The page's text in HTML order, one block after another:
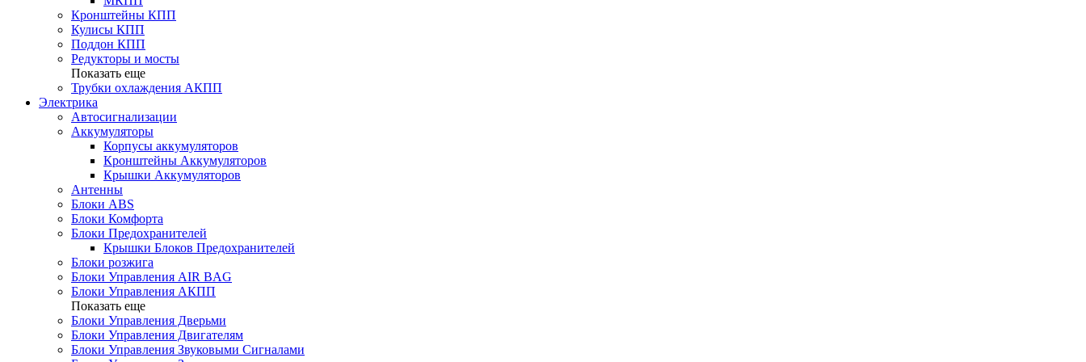
Кронштейны КПП
Кулисы КПП
Поддон КПП
Редукторы и мосты
Показать еще
Трубки охлаждения АКПП
Электрика
Автосигнализации
Аккумуляторы
Корпусы аккумуляторов
Кронштейны Аккумуляторов
Крышки Аккумуляторов
Антенны
Блоки ABS
Блоки Комфорта
Блоки Предохранителей
Крышки Блоков Предохранителей
Блоки розжига
Блоки Управления AIR BAG
Блоки Управления АКПП
Показать еще
Блоки Управления Дверьми
Блоки Управления Двигателям
Блоки Управления Звуковыми Сигналами